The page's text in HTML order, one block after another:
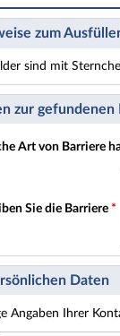
zum
sind mit
enthält
zur gefundenen
Art von Barriere
Sie die Barriere *
Daten
Angaben Ihrer